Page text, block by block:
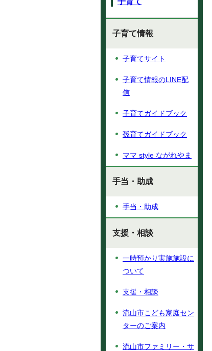
子育て情報
子育てサイト
子育て情報のLINE配
信
子育てガイドブック
孫育てガイドブック
ママ style ながれやま
手当・助成
手当・助成
支援・相談
一時預かり実施施設に
ついて
支援・相談
流山市こども家庭セン
ターのご案内
流山市ファミリー・サ